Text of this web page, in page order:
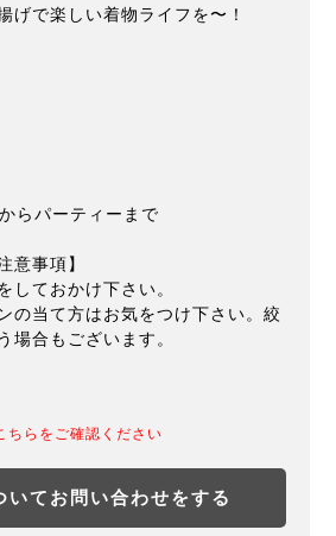
げで楽しい着物ライフを〜！
らパーティーまで
意事項】
しておかけ下さい。
の当て方はお気をつけ下さい。絞
場合もございます。
らをご確認ください
いてお問い合わせをする